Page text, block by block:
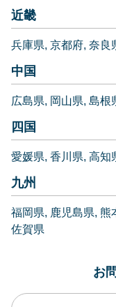
近畿
兵庫県 京都府 奈良
中国
広島県 岡山県 島根
四国
愛媛県 香川県 高知
九州
福岡県 鹿児島県 熊
佐賀県
お